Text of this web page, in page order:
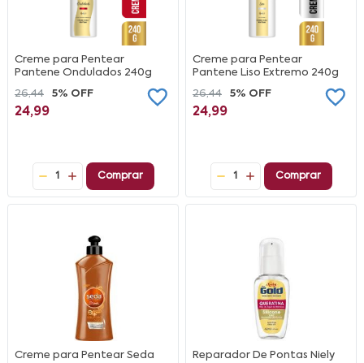
Creme para Pentear
Pantene Ondulados 240g
26,44
5% OFF
24,99
1 Comprar
Creme para Pentear
Pantene Liso Extremo 240g
26,44
5% OFF
24,99
1 Comprar
Creme para Pentear Seda
Reparador De Pontas Niely